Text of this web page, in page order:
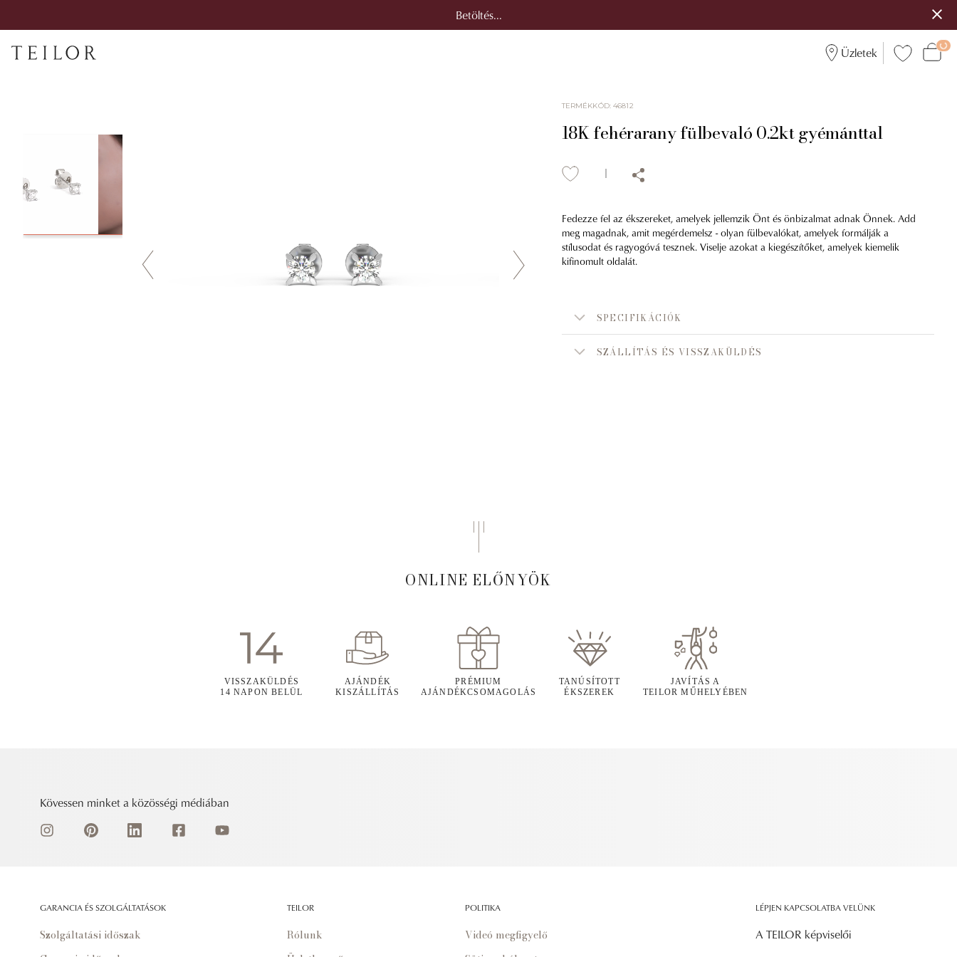
Betöltés...
Üzletek
TERMÉKKÓD:46812
18K fehérarany fülbevaló 0.2kt gyémánttal
Fedezze fel az ékszereket, amelyek jellemzik Önt és önbizalmat adnak Önnek. Add
meg magadnak, amit megérdemelsz - olyan fülbevalókat, amelyek formálják a
stílusodat és ragyogóvá tesznek. Viselje azokat a kiegészítőket, amelyek kiemelik
kifinomult oldalát.
SPECIFIKÁCIÓK
SZÁLLÍTÁS ÉS VISSZAKÜLDÉS
ONLINE ELŐNYÖK
VISSZAKÜLDÉS
14 NAPON BELÜL
AJÁNDÉK
KISZÁLLÍTÁS
PRÉMIUM
AJÁNDÉKCSOMAGOLÁS
TANÚSÍTOTT
ÉKSZEREK
JAVÍTÁS A
TEILOR MŰHELYÉBEN
Kövessen minket a közösségi médiában
GARANCIA ÉS SZOLGÁLTATÁSOK
Szolgáltatási időszak
TEILOR
Rólunk
POLITIKA
Videó megfigyelő
LÉPJEN KAPCSOLATBA VELÜNK
A TEILOR képviselői